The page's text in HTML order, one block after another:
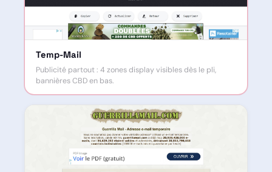
Temp-Mail
Publicité partout : 4 zones display visibles dès le pli,
bannières CBD en bas.